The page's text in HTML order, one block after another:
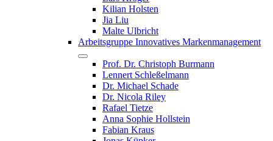
Kilian Holsten
Jia Liu
Malte Ulbricht
Arbeitsgruppe Innovatives Markenmanagement
Prof. Dr. Christoph Burmann
Lennert Schleßelmann
Dr. Michael Schade
Dr. Nicola Riley
Rafael Tietze
Anna Sophie Hollstein
Fabian Kraus